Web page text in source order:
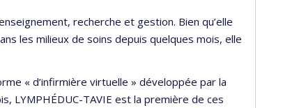
recherche et gestion. Bien qu’elle
les milieux de soins depuis quelques mois, elle
« d’infirmière virtuelle » développée par la
LYMPHÉDUC-TAVIE est la première de ces